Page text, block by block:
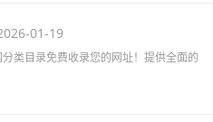
01-19
类目录免费收录您的网址！提供全面的